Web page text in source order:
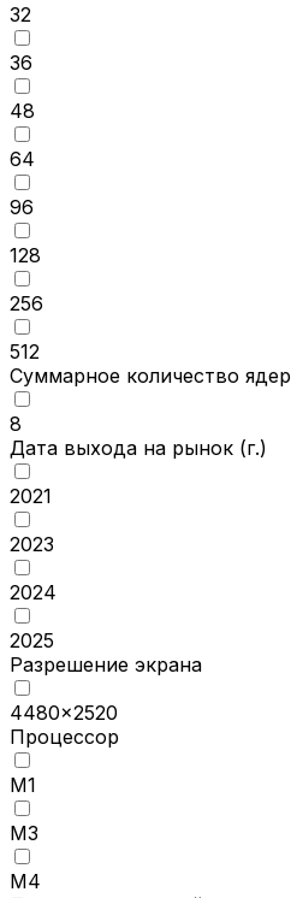
32
36
48
64
96
128
256
512
Суммарное количество ядер
8
Дата выхода на рынок (г.)
2021
2023
2024
2025
Разрешение экрана
4480x2520
Процессор
M1
M3
M4